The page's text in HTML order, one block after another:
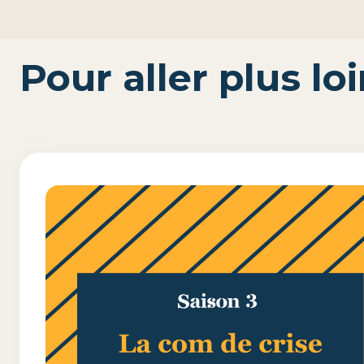
Pour aller plus